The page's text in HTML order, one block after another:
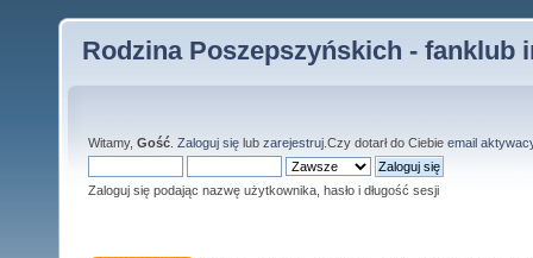
Rodzina Poszepszyńskich - fanklub
Witamy, Gość Zaloguj się lub zarejestruj .Czy dotarł do Ciebie email
Zaloguj się podając nazwę użytkownika, hasło i długość sesji